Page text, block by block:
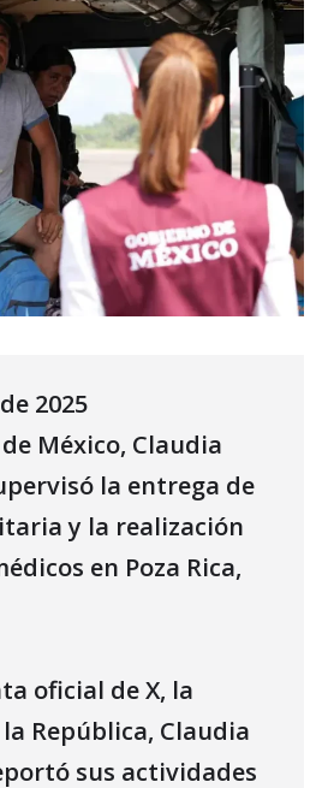
2025
México, Claudia
la entrega de
y la realización
en Poza Rica,
oficial de X, la
República, Claudia
sus actividades